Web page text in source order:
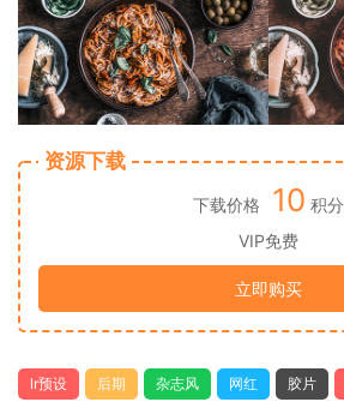
资源下载
下载价格 10 积分
VIP免费
立即购买
lr预设 后期 杂志风 网红 胶片